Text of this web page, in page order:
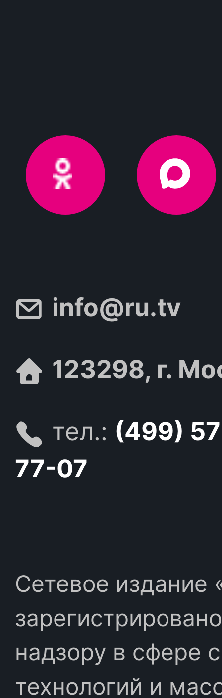
info@ru.tv
123298, г.
тел.: (499)
77-07
Сетевое издание
надзору в сфере
технологий и